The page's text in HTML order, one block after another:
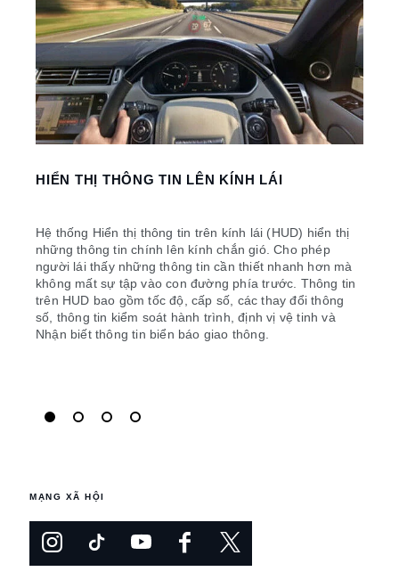
HIỂN THỊ THÔNG TIN LÊN KÍNH LÁI
Hệ thống Hiển thị thông tin trên kính lái (HUD) hiển thị
những thông tin chính lên kính chắn gió. Cho phép
người lái thấy những thông tin cần thiết nhanh hơn mà
không mất sự tập vào con đường phía trước. Thông tin
trên HUD bao gồm tốc độ, cấp số, các thay đổi thông
số, thông tin kiểm soát hành trình, định vị vệ tinh và
Nhận biết thông tin biển báo giao thông.
MẠNG XÃ HỘI